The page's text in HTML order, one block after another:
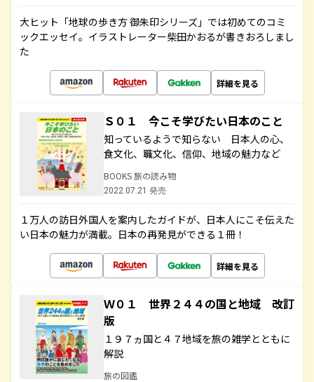
大ヒット「地球の歩き方 御朱印シリーズ」では初めてのコミ
ックエッセイ。イラストレーター柴田かおるが書きおろしまし
た
詳細を見る
Ｓ０１ 今こそ学びたい日本のこと
知っているようで知らない 日本人の心、
食文化、職文化、信仰、地域の魅力など
BOOKS 旅の読み物
2022.07.21 発売
１万人の訪日外国人を案内したガイドが、日本人にこそ伝えた
い日本の魅力が満載。日本の再発見ができる１冊！
詳細を見る
Ｗ０１ 世界２４４の国と地域 改訂
版
１９７ヵ国と４７地域を旅の雑学とともに
解説
旅の図鑑